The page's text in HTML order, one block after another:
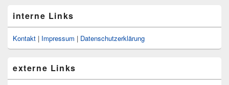
interne Links
Kontakt | Impressum | Datenschutzerklärung
externe Links